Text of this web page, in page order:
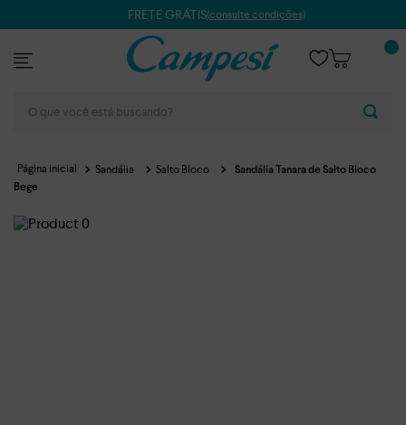
FRETE GRÁTIS(consulte condições)
Sandália Salto Bloco
Sandália Tanara de Salto Bloco
Bege